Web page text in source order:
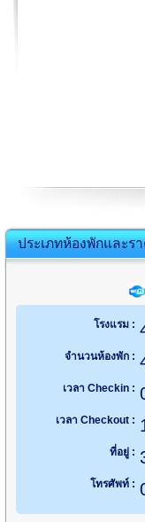
ประเภทห้องพักและร
โรงแรม :
จำนวนห้องพัก :
เวลา Checkin :
เวลา Checkout :
ที่อยู่ :
โทรศัพท์ :